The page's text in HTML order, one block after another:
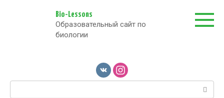
Bio-Lessons
Образовательный сайт по
биологии
Поиск: